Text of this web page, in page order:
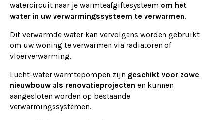
watercircuit naar je warmteafgiftesysteem om het
water in uw verwarmingssysteem te verwarmen.
Dit verwarmde water kan vervolgens worden gebruikt
om uw woning te verwarmen via radiatoren of
vloerverwarming.
Lucht-water warmtepompen zijn geschikt voor zowel
nieuwbouw als renovatieprojecten en kunnen
aangesloten worden op bestaande
verwarmingssystemen.